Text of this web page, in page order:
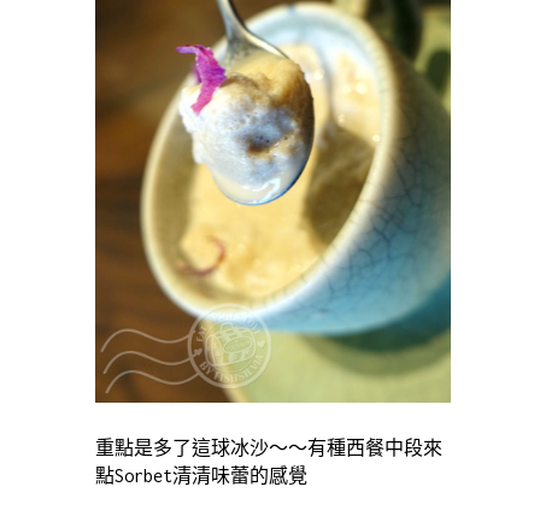
重點是多了這球冰沙～～有種西餐中段來
點Sorbet清清味蕾的感覺